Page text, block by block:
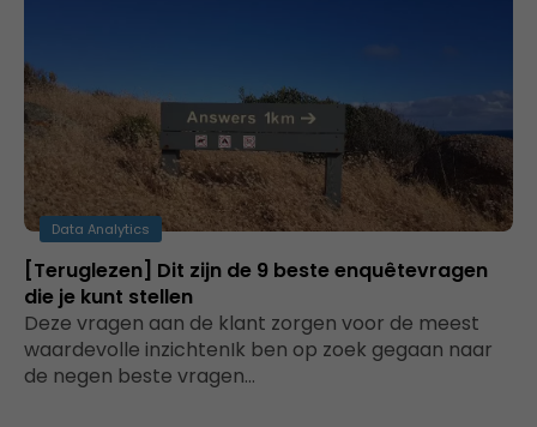
Data Analytics
[Teruglezen] Dit zijn de 9 beste enquêtevragen
die je kunt stellen
Deze vragen aan de klant zorgen voor de meest
waardevolle inzichtenIk ben op zoek gegaan naar
de negen beste vragen…